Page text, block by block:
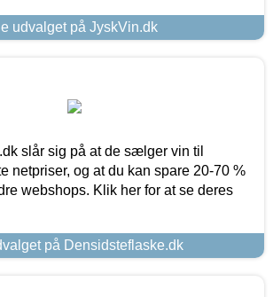
udvalget på JyskVin.dk
slår sig på at de sælger vin til
netpriser, og at du kan spare 20-70 %
webshops. Klik her for at se deres
på Densidsteflaske.dk